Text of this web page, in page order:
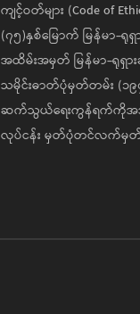
ကျင့်ဝတ်များ (Code of
(၇၅)နှစ်မြောက် မြန်မ
အထိမ်းအမှတ် မြန်မာ-ရုရှား
သမိုင်းဓာတ်ပုံမှတ်တမ်း (၁၉
ဆက်သွယ်ရေးကွန်ရက်ကိုအသုံ
လုပ်ငန်း မှတ်ပုံတင်လက်မှ